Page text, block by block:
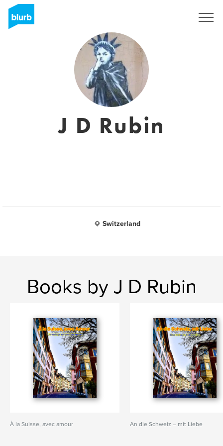
J D Rubin
Switzerland
Books by J D Rubin
À la Suisse, avec amour An die Schweiz – mit Liebe